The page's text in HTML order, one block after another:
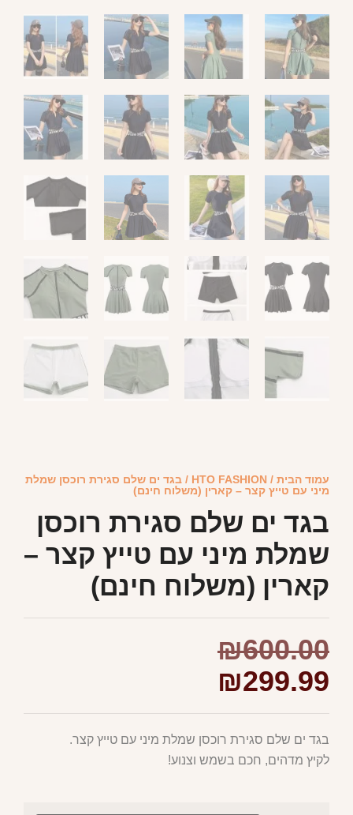
עמוד הבית /
HTO FASHION / בגד ים שלם סגירת רוכסן שמלת
מיני עם טייץ קצר – קארין (משלוח חינם)
בגד ים שלם סגירת רוכסן
שמלת מיני עם טייץ קצר –
קארין (משלוח חינם)
₪600.00
₪299.99
בגד ים שלם סגירת רוכסן שמלת מיני עם טייץ קצר.
לקיץ מדהים, חכם בשמש וצנוע!